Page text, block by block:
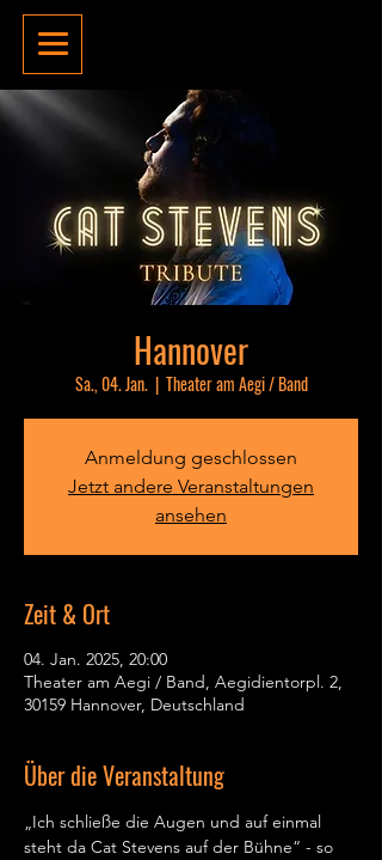
Hannover
Sa., 04. Jan.
  |
Theater am Aegi / Band
Anmeldung geschlossen
Jetzt andere Veranstaltungen
ansehen
Zeit & Ort
04. Jan. 2025, 20:00
Theater am Aegi / Band, Aegidientorpl. 2,
30159 Hannover, Deutschland
Über die Veranstaltung
„Ich schließe die Augen und auf einmal
steht da Cat Stevens auf der Bühne“ - so